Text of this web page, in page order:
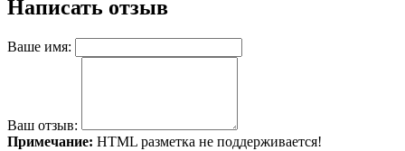
Написать отзыв
Ваше имя:
Ваш отзыв:
Примечание: HTML разметка не поддерживается!